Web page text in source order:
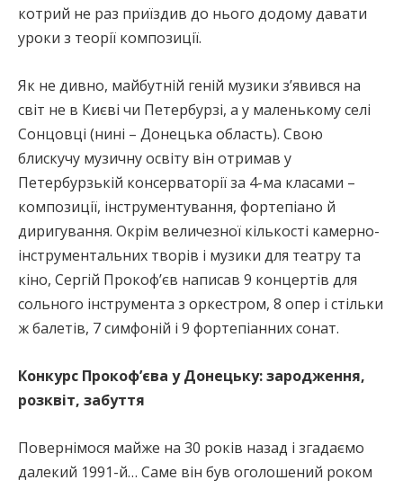
котрий не раз приїздив до нього додому давати
уроки з теорії композиції.
Як не дивно, майбутній геній музики з’явився на
світ не в Києві чи Петербурзі, а у маленькому селі
Сонцовці (нині – Донецька область). Свою
блискучу музичну освіту він отримав у
Петербурзькій консерваторії за 4-ма класами –
композиції, інструментування, фортепіано й
диригування. Окрім величезної кількості камерно-
інструментальних творів і музики для театру та
кіно, Сергій Прокоф’єв написав 9 концертів для
сольного інструмента з оркестром, 8 опер і стільки
ж балетів, 7 симфоній і 9 фортепіанних сонат.
Конкурс Прокоф’єва у Донецьку: зародження,
розквіт, забуття
Повернімося майже на 30 років назад і згадаємо
далекий 1991-й… Саме він був оголошений роком